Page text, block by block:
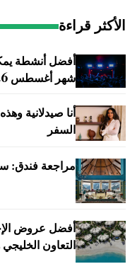
الأكثر قراءة
أفضل أنشطة
شهر أغسطس 2026
السفر
مراجعة فندق:
أفضل عروض
التعاون